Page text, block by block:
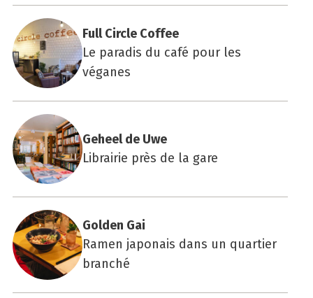
Full Circle Cof­fee
Le paradis du café pour les
véganes
Geheel de Uwe
Librairie près de la gare
Gol­den Gai
Ramen japonais dans un quartier
branché